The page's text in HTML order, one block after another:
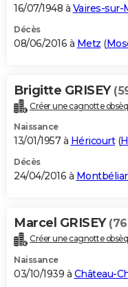
16/07/1948 à Vaires-sur-
Décès
08/06/2016 à Metz (
Brigitte GRISEY
Créer une cagnotte
Naissance
13/01/1957 à Héricourt(
Décès
24/04/2016 à
Marcel GRISEY
Créer une cagnotte
Naissance
03/10/1939 à Château-